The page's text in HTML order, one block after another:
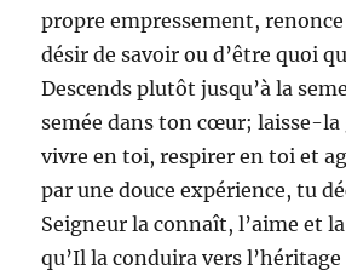
propre empressement,
désir de savoir ou d’être quoi
Descends plutôt jusqu’à la
semée dans ton cœur; laisse-
vivre en toi, respirer en toi et
par une douce expérience, tu
Seigneur la connaît, l’aime et
qu’Il la conduira vers